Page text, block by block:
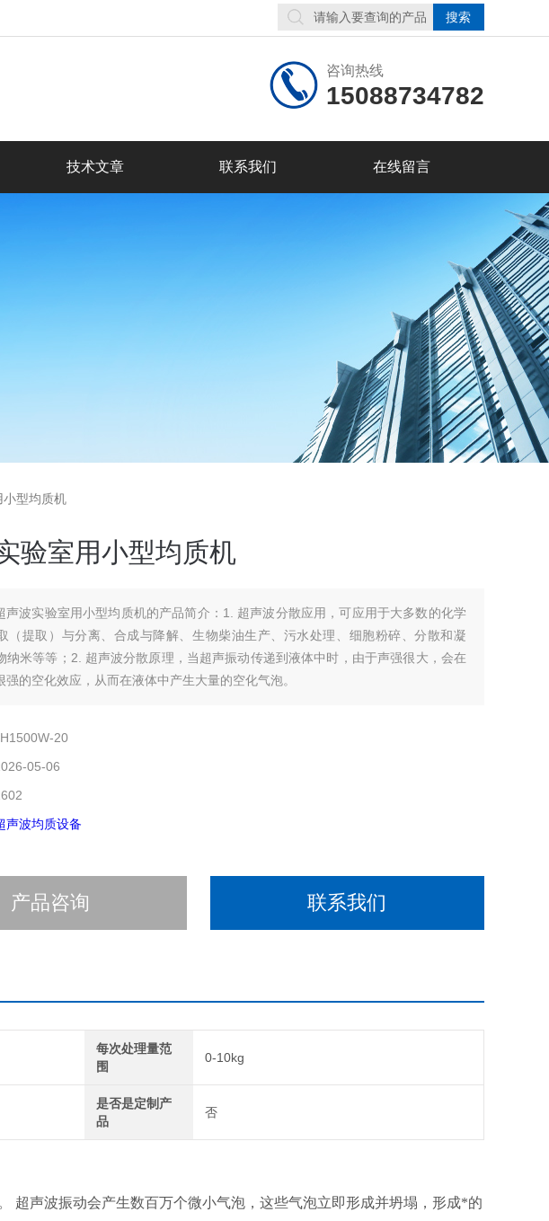
咨询热线
15088734782
技术文章 联系我们 在线留言
型均质机
验室用小型均质机
波实验室用小型均质机的产品简介：1. 超声波分散应用，可应用于大多数的化学
（提取）与分离、合成与降解、生物柴油生产、污水处理、细胞粉碎、分散和凝
纳米等等；2. 超声波分散原理，当超声振动传递到液体中时，由于声强很大，会在
强的空化效应，从而在液体中产生大量的空化气泡。
20
05-06
声波均质设备
产品咨询 联系我们
每次处理量范
围
0-10kg
是否是定制产
品
否
超声波振动会产生数百万个微小气泡，这些气泡立即形成并坍塌，形成*的